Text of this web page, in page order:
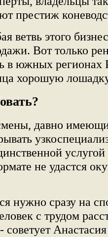
престиж
ветвь этого
Вот только
в южных регионах
хорошую
давно
услугой
не удастся
нужно сразу на
с трудом
советует